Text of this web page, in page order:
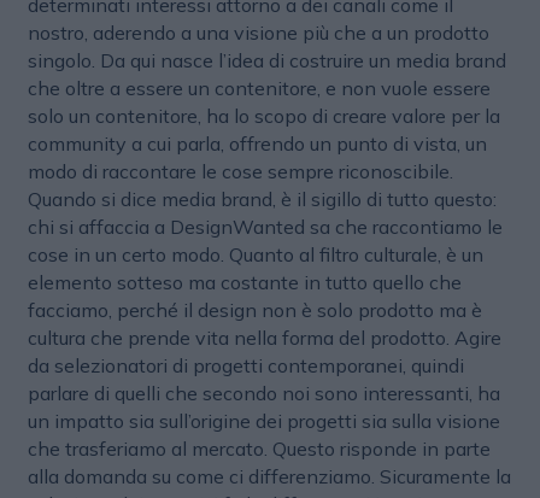
nostro, aderendo a una visione più che a un prodotto
singolo. Da qui nasce l’idea di costruire un media brand
che oltre a essere un contenitore, e non vuole essere
solo un contenitore, ha lo scopo di creare valore per la
community a cui parla, offrendo un punto di vista, un
modo di raccontare le cose sempre riconoscibile.
Quando si dice media brand, è il sigillo di tutto questo:
chi si affaccia a DesignWanted sa che raccontiamo le
cose in un certo modo. Quanto al filtro culturale, è un
elemento sotteso ma costante in tutto quello che
facciamo, perché il design non è solo prodotto ma è
cultura che prende vita nella forma del prodotto. Agire
da selezionatori di progetti contemporanei, quindi
parlare di quelli che secondo noi sono interessanti, ha
un impatto sia sull’origine dei progetti sia sulla visione
che trasferiamo al mercato. Questo risponde in parte
alla domanda su come ci differenziamo. Sicuramente la